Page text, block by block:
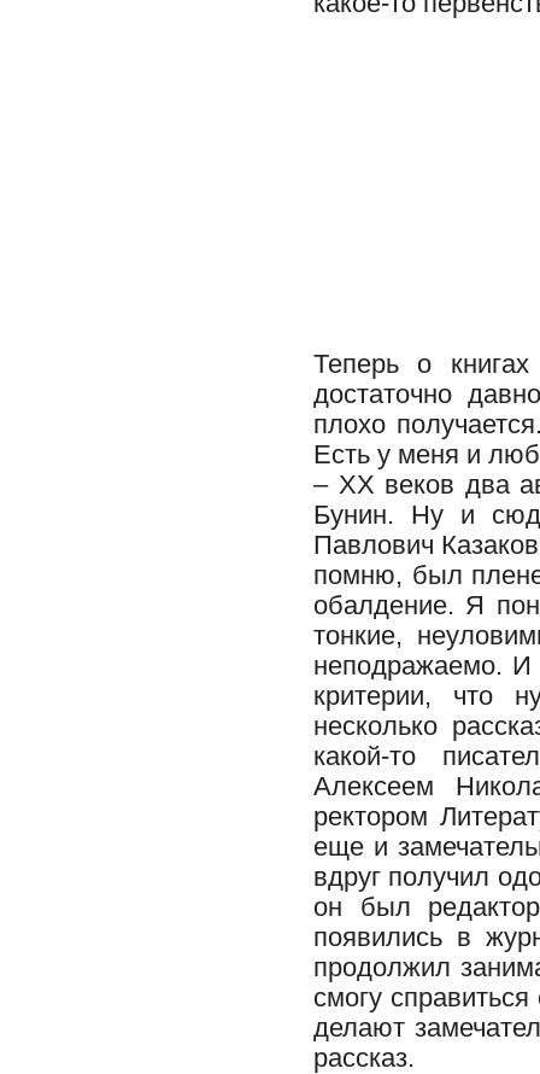
Теперь о
достаточно
плохо
Есть у меня и
– XX веков два
Бунин. Ну и
Павлович
помню, был
обалдение. Я
тонкие,
неподражаемо. И
критерии, что
несколько
какой-то
Алексеем
ректором
еще и
вдруг получил
он был
появились в
продолжил
смогу
делают
рассказ.